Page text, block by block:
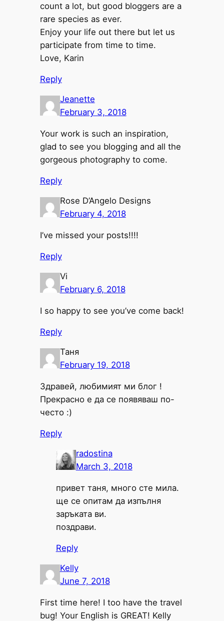
count a lot, but good bloggers are a
rare species as ever.
Enjoy your life out there but let us
participate from time to time.
Love, Karin
Reply
Jeanette
February 3, 2018
Your work is such an inspiration,
glad to see you blogging and all the
gorgeous photography to come.
Reply
Rose D’Angelo Designs
February 4, 2018
I’ve missed your posts!!!!
Reply
Vi
February 6, 2018
I so happy to see you’ve come back!
Reply
Таня
February 19, 2018
Здравей, любимият ми блог !
Прекрасно е да се появяваш по-
често :)
Reply
radostina
March 3, 2018
привет таня, много сте мила.
ще се опитам да изпълня
заръката ви.
поздрави.
Reply
Kelly
June 7, 2018
First time here! I too have the travel
bug! Your English is GREAT! Kelly